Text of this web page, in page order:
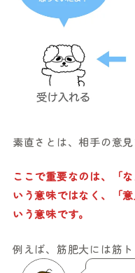
素直さとは、相手の意
ここで重要なのは、「
いう意味ではなく、「
いう意味です。
例えば、筋肥大には筋